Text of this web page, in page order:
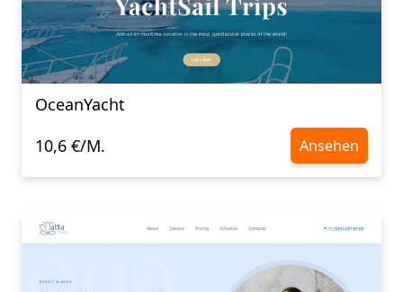
OceanYacht
10,6 €/M.
Ansehen